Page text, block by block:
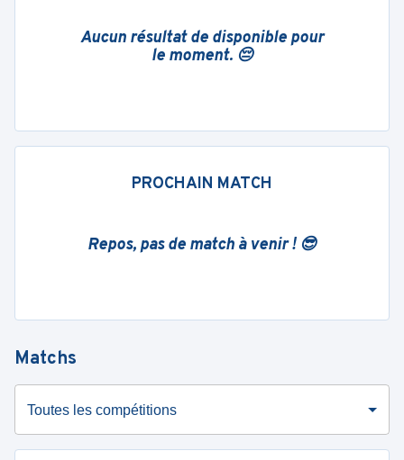
Aucun résultat de disponible pour
le moment. 😔
PROCHAIN MATCH
Repos, pas de match à venir ! 😎
Matchs
Toutes les compétitions